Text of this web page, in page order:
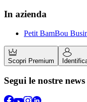
In azienda
Petit BamBou
Scopri Premium
Segui le nostre